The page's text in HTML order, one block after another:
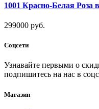
1001 Красно-Белая Роза
299000 руб.
Соцсети
Узнавайте первыми о
подпишитесь на нас в
Магазин